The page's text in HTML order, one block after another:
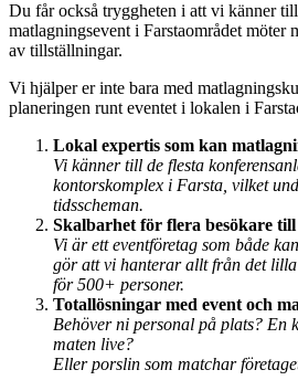
Du får också tryggheten i att vi känner
matlagningsevent i Farstaområdet möter
av tillställningar.
Vi hjälper er inte bara med
planeringen runt eventet i lokalen i
Lokal expertis som kan
Vi känner till de flesta
kontorskomplex i Farsta, vilket
tidsscheman.
Skalbarhet för flera besökare
Vi är ett eventföretag som både
gör att vi hanterar allt från det lilla
för 500+ personer.
Totallösningar med event och
Behöver ni personal på plats? En
maten live?
Eller porslin som matchar